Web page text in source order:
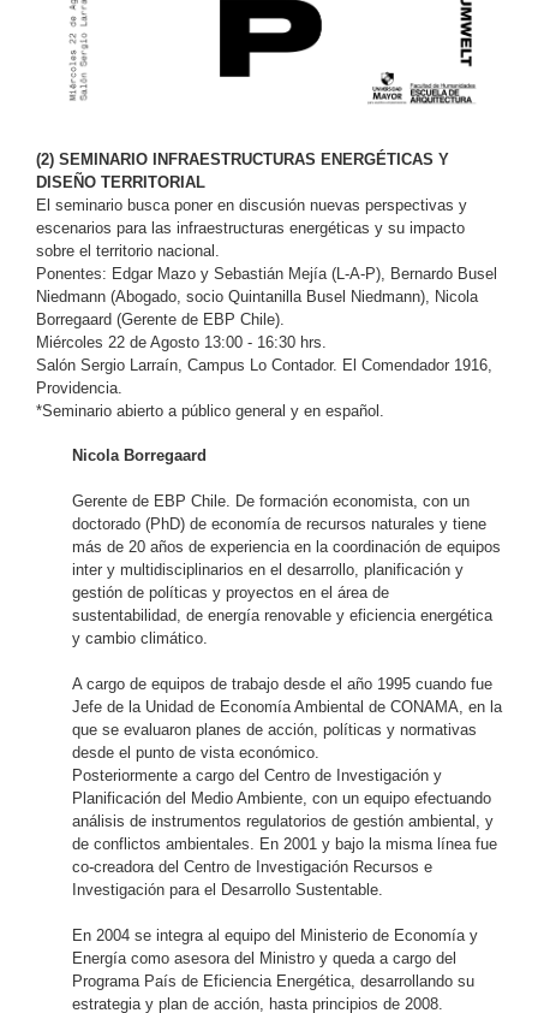
(2) SEMINARIO INFRAESTRUCTURAS ENERGÉTICAS Y
DISEÑO TERRITORIAL
El seminario busca poner en discusión nuevas perspectivas y
escenarios para las infraestructuras energéticas y su impacto
sobre el territorio nacional.
Ponentes: Edgar Mazo y Sebastián Mejía (L-A-P), Bernardo Busel
Niedmann (Abogado, socio Quintanilla Busel Niedmann), Nicola
Borregaard (Gerente de EBP Chile).
Miércoles 22 de Agosto 13:00 - 16:30 hrs.
Salón Sergio Larraín, Campus Lo Contador. El Comendador 1916,
Providencia.
*Seminario abierto a público general y en español.
Nicola Borregaard
Gerente de EBP Chile. De formación economista, con un
doctorado (PhD) de economía de recursos naturales y tiene
más de 20 años de experiencia en la coordinación de equipos
inter y multidisciplinarios en el desarrollo, planificación y
gestión de políticas y proyectos en el área de
sustentabilidad, de energía renovable y eficiencia energética
y cambio climático.
A cargo de equipos de trabajo desde el año 1995 cuando fue
Jefe de la Unidad de Economía Ambiental de CONAMA, en la
que se evaluaron planes de acción, políticas y normativas
desde el punto de vista económico.
Posteriormente a cargo del Centro de Investigación y
Planificación del Medio Ambiente, con un equipo efectuando
análisis de instrumentos regulatorios de gestión ambiental, y
de conflictos ambientales. En 2001 y bajo la misma línea fue
co-creadora del Centro de Investigación Recursos e
Investigación para el Desarrollo Sustentable.
En 2004 se integra al equipo del Ministerio de Economía y
Energía como asesora del Ministro y queda a cargo del
Programa País de Eficiencia Energética, desarrollando su
estrategia y plan de acción, hasta principios de 2008.